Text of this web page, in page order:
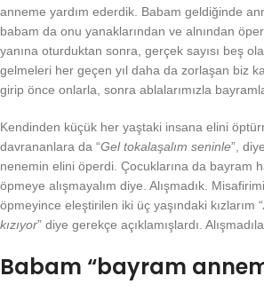
anneme yardım ederdik. Babam geldiğinde
babam da onu yanaklarından ve alnından
yanına oturduktan sonra, gerçek sayısı beş
gelmeleri her geçen yıl daha da zorlaşan biz
girip önce onlarla, sonra ablalarımızla
Kendinden küçük her yaştaki insana elini
davrananlara da “Gel tokalaşalım seninle”,
nenemin elini öperdi. Çocuklarına da bayram
öpmeye alışmayalım diye. Alışmadık.
öpmeyince eleştirilen iki üç yaşındaki kızlarım “
kızıyor” diye gerekçe açıklamışlardı.
Babam “bayram